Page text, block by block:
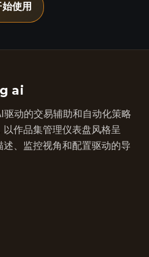
使用
ai
动的交易辅助和自动化策略
作品集管理仪表盘风格呈
、监控视角和配置驱动的导